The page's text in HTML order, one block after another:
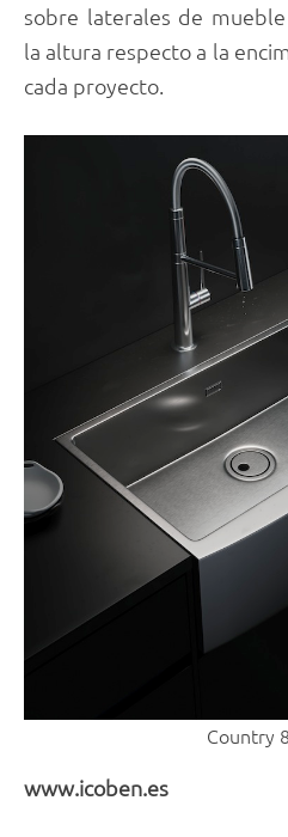
sobre laterales de
la altura respecto a la
cada proyecto.
Country
www.icoben.es